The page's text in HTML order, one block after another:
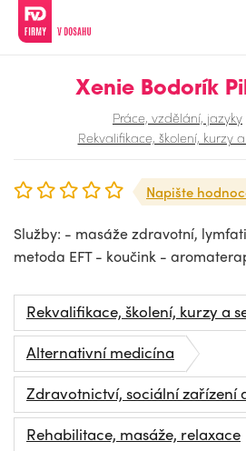
Xenie Bodorík
Práce, vzdělání, jazyky
Rekvalifikace, školení, kurzy
Napište
Služby: - masáže zdravotní,
metoda EFT - koučink -
Rekvalifikace, školení, kurzy a
Alternativní medicína
Zdravotnictví, sociální zařízení
Rehabilitace, masáže, relaxace